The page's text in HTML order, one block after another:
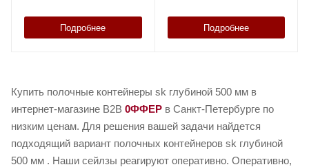
Подробнее Подробнее
Купить полочные контейнеры sk глубиной 500 мм в
интернет-магазине B2B 0ФФЕР в Санкт-Петербурге по
низким ценам. Для решения вашей задачи найдется
подходящий вариант полочных контейнеров sk глубиной
500 мм . Наши сейлзы реагируют оперативно. Оперативно,